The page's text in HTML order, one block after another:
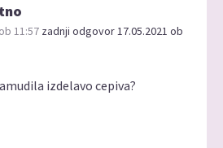
11:57 zadnji odgovor 17.05.2021 ob
izdelavo cepiva?